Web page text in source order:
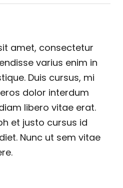
amet, consectetur
varius enim in
Duis cursus, mi
dolor interdum
libero vitae erat.
et justo cursus id
Nunc ut sem vitae